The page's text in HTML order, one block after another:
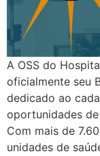
A OSS do
oficialmente seu
dedicado ao
oportunidades
Com mais de
unidades de